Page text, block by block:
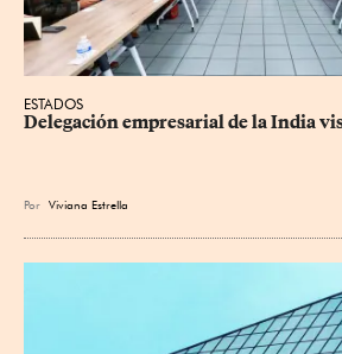
ESTADOS
Delegación empresarial de la India
Por Viviana Estrella